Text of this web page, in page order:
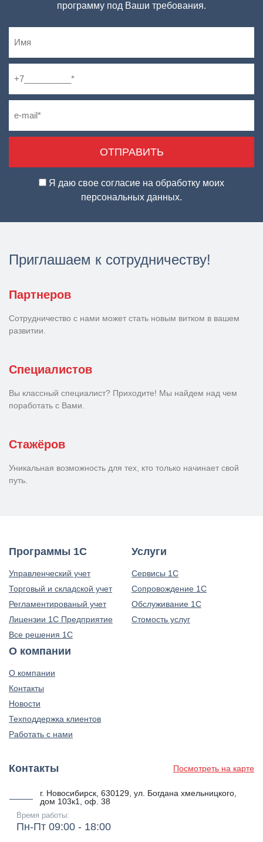
программу под Ваши требования.
Я даю свое согласие на обработку моих
персональных данных.
Приглашаем к сотрудничеству!
Партнеров
Сотрудничество с нами может стать новым витком в вашем
развитии.
Специалистов
Вы классный специалист? Приходите! Мы найдем над чем
поработать с Вами.
Стажёров
Уникальная возможность для тех, кто только начинает свой
путь.
Программы 1С
Управленческий учет
Торговый и складской учет
Регламентированый учет
Лицензии 1С Предприятие
Все решения 1С
Услуги
Сервисы 1С
Сопровождение 1С
Обслуживание 1С
Стомость услуг
О компании
О компании
Контакты
Новости
Техподдержка клиентов
Работать с нами
Контакты
г. Новосибирск, 630129, ул. Богдана хмельницкого,
дом 103к1, оф. 38
Время работы:
Пн-Пт 09:00 - 18:00
Посмотреть на карте